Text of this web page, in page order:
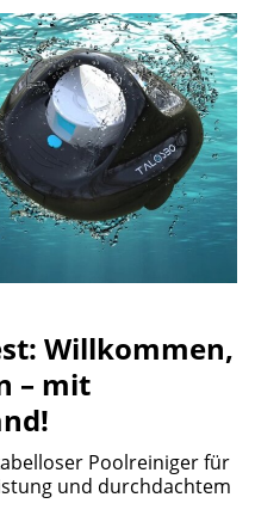
Willkommen,
– mit
Poolreiniger für
und durchdachtem